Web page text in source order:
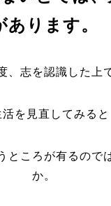
あります。
、志を認識した上
活を見直してみると
ところが有るので
か。